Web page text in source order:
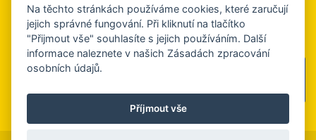
Město a okolí
Kultura, sport a
relaxace
Služby a firmy
Ubytování a
stravování
Turistický
servis
Kontakt
Na těchto stránkách používáme cookies, které zaručují
jejich správné fungování. Při kliknutí na tlačítko
"Přijmout vše" souhlasíte s jejich používáním. Další
informace naleznete v našich Zásadách zpracování
osobních údajů.
Příjmout vše